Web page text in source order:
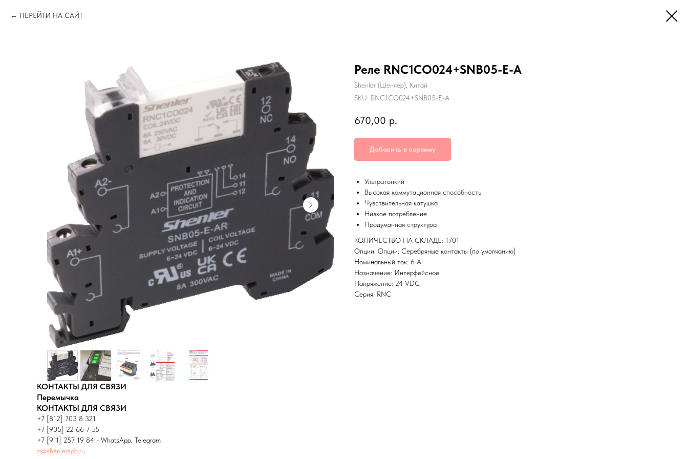
ПЕРЕЙТИ НА САЙТ
Реле RNC1CO024+SNB05-E-A
Shenler (Шенлер), Китай
SKU: RNC1CO024+SNB05-E-A
670,00 р.
Добавить в корзину
Ультратонкий
Высокая коммутационная способность
Чувствительная катушка
Низкое потребление
Продуманная структура
КОЛИЧЕСТВО НА СКЛАДЕ: 1701
Опции: Опции: Серебряные контакты (по умолчанию)
Номинальный ток: 6 А
Назначение: Интерфейсное
Напряжение: 24 VDC
Серия: RNC
КОНТАКТЫ ДЛЯ СВЯЗИ
Перемычка
КОНТАКТЫ ДЛЯ СВЯЗИ
+7 [812] 703 8 321
+7 [905] 22 66 7 55
+7 [911] 257 19 84 - WhatsApp, Telegram
z@shenlerspb.ru